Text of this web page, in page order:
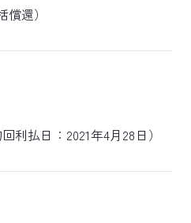
還）
利払日：2021年4月28日）